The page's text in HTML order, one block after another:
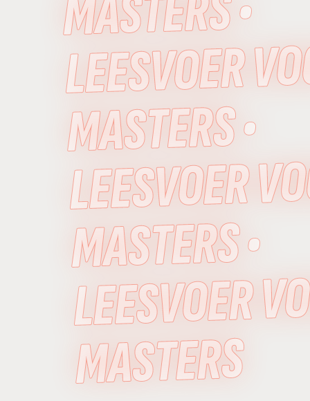
LEESVOER
MASTERS •
LEESVOER
MASTERS •
LEESVOER
MASTERS